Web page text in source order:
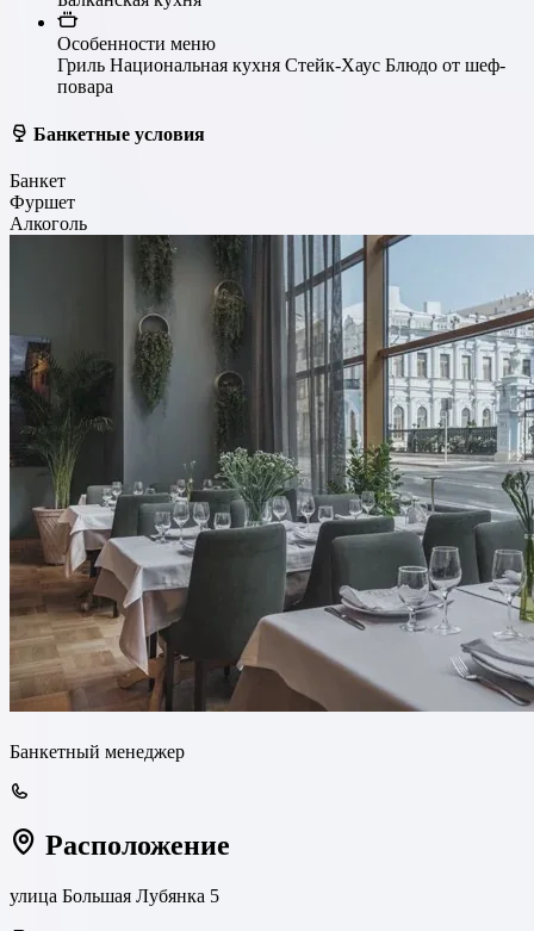
Особенности меню
Гриль Национальная кухня Стейк-Хаус Блюдо от шеф-
повара
Банкетные условия
Банкет
Фуршет
Алкоголь
Банкетный менеджер
Расположение
улица Большая Лубянка 5